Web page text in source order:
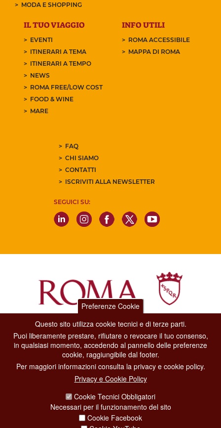
MODA E SHOPPING
IL TUO VIAGGIO
EVENTI
ITINERARI A TEMA
ITINERARI A TEMPO
NEWS
ROMA FREE/LOW COST
FOOD & WINE
MARE
INFO UTILI
ROMA ACCESSIBILE
MAPPA DI ROMA
FAQ
CHI SIAMO
CONTATTI
ISCRIVITI ALLA NEWSLETTER
SEGUICI SU:
Dipartimento Grandi Eventi, Sport, Turismo e Moda.
Via di San Basilio, 51
00187 Roma
CONTACT CENTER TEL. 06 06 08
CONTATTA LA REDAZIONE
Preferenze Cookie
Questo sito utilizza cookie tecnici e di terze parti.
Puoi liberamente prestare, rifiutare o revocare il tuo consenso,
in qualsiasi momento, accedendo al pannello delle preferenze
cookie, raggiungibile dal footer.
Per maggiori informazioni consulta la privacy e cookie policy.
Privacy e Cookie Policy
Cookie Tecnici Obbligatori
Necessari per il funzionamento del sito
Cookie Facebook